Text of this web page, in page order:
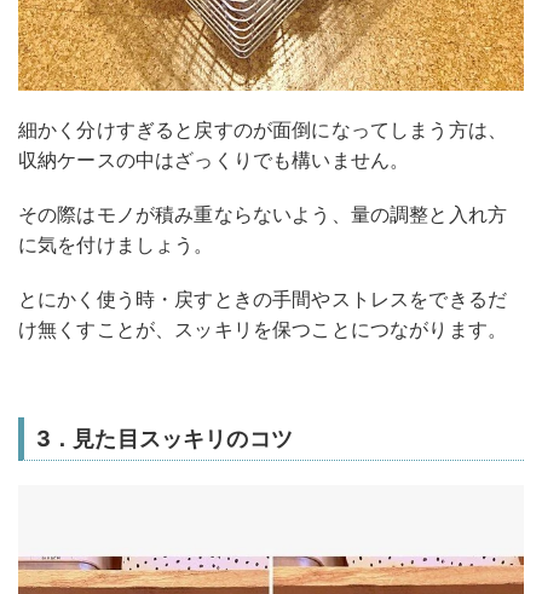
細かく分けすぎると戻すのが面倒になってしまう方は、
収納ケースの中はざっくりでも構いません。
その際はモノが積み重ならないよう、量の調整と入れ方
に気を付けましょう。
とにかく使う時・戻すときの手間やストレスをできるだ
け無くすことが、スッキリを保つことにつながります。
3．見た目スッキリのコツ